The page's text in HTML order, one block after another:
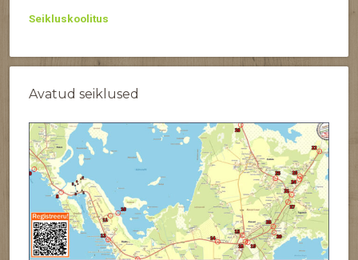
Seikluskoolitus
Avatud seiklused